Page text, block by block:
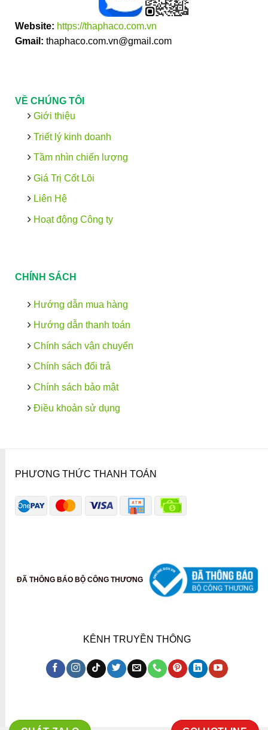
Website: https://thaphaco.com.vn
Gmail: thaphaco.com.vn@gmail.com
VỀ CHÚNG TÔI
Giới thiệu
Triết lý kinh doanh
Tầm nhìn chiến lượng
Giá Trị Cốt Lõi
Liên Hệ
Hoạt động Công ty
CHÍNH SÁCH
Hướng dẫn mua hàng
Hướng dẫn thanh toán
Chính sách vận chuyển
Chính sách đổi trả
Chính sách bảo mật
Điều khoản sử dụng
PHƯƠNG THỨC THANH TOÁN
ĐÃ THÔNG BÁO BỘ CÔNG THƯƠNG
KÊNH TRUYỀN THÔNG